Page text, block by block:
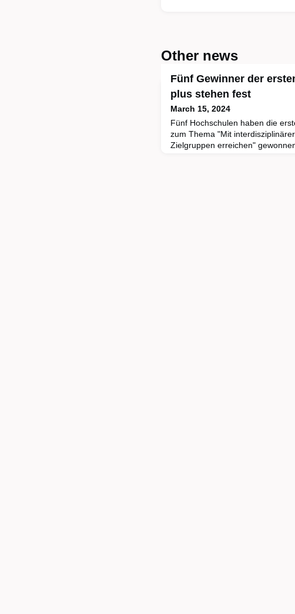
Other news
Fünf Gewinner der
plus stehen fest
March 15, 2024
Fünf Hochschulen haben die
zum Thema "Mit
Zielgruppen erreichen"